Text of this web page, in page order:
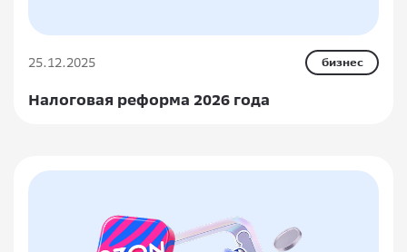
25.12.2025 бизнес
Налоговая реформа 2026 года